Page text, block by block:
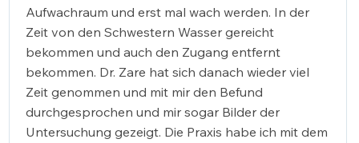
Aufwachraum und erst mal wach werden. In der
Zeit von den Schwestern Wasser gereicht
bekommen und auch den Zugang entfernt
bekommen. Dr. Zare hat sich danach wieder viel
Zeit genommen und mit mir den Befund
durchgesprochen und mir sogar Bilder der
Untersuchung gezeigt. Die Praxis habe ich mit dem